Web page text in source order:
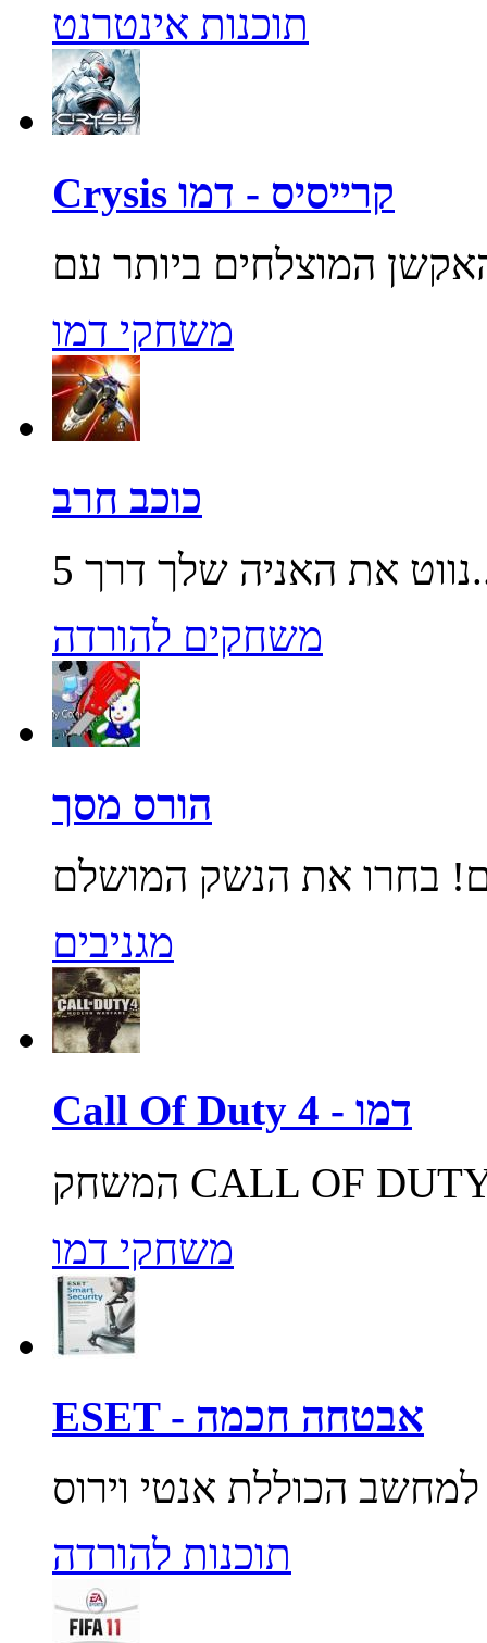
תוכנות אינטרנט
Crysis קרייסיס - דמו
משחקי דמו
כוכב חרב
5...
משחקים להורדה
הורס מסך
מגניבים
Call Of Duty 4 - דמו
משחקי דמו
ESET - אבטחה חכמה
תוכנות להורדה